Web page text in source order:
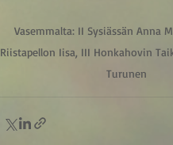
Vasemmalta: II Sysiässän Anna
Riistapellon Iisa, III Honkahovin
Turunen